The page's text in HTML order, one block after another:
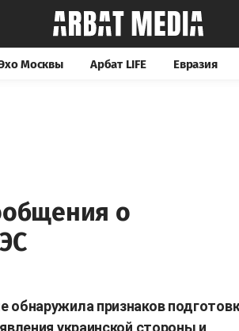
Москвы Арбат LIFE Евразия
о
признаков
украинской стороны и